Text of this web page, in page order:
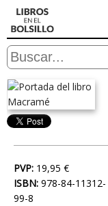
PVP: 19,95 €
ISBN: 978-84-11312-
99-8